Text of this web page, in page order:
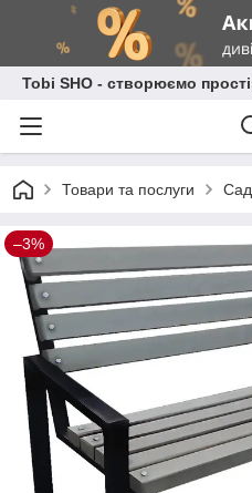
Tobi SHO - створюємо
Товари та послуги
–3%